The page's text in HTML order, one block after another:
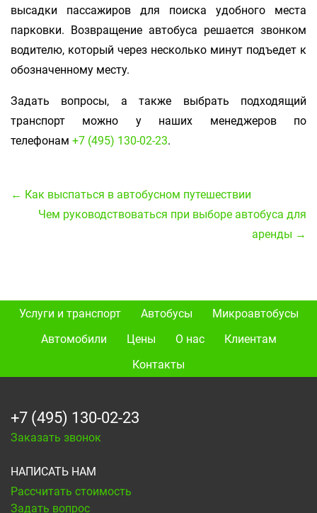
высадки пассажиров для поиска удобного места
парковки. Возвращение автобуса решается звонком
водителю, который через несколько минут подъедет к
обозначенному месту.
Задать вопросы, а также выбрать подходящий
транспорт можно у наших менеджеров по
телефонам +7 (495) 130-02-23.
← Как выспаться в автобусном путешествии
Чем руководствоваться при выборе автобуса для
аренды →
Услуги и транспорт Автобусы
Микроавтобусы
Автомобили
Цены О нас
Клиентам
Контакты
+7 (495) 130-02-23
Заказать звонок
НАПИСАТЬ НАМ
Рассчитать стоимость
Задать вопрос